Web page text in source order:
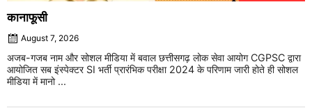
कानाफूसी
August 7, 2026
अजब-गजब नाम और सोशल मीडिया में बवाल छत्तीसगढ़ लोक सेवा आयोग CGPSC द्वारा
आयोजित सब इंस्पेक्टर SI भर्ती प्रारंभिक परीक्षा 2024 के परिणाम जारी होते ही सोशल
मीडिया में मानो ...